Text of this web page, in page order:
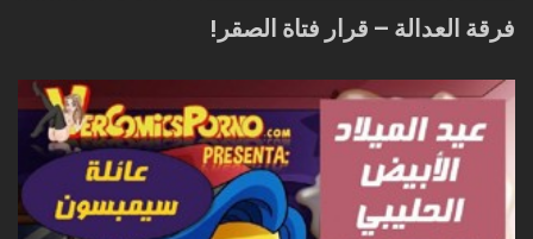
فرقة العدالة – قرار فتاة الصقر!